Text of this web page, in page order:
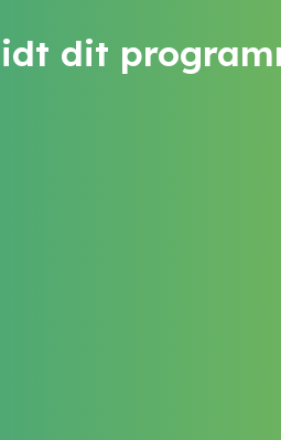
dit